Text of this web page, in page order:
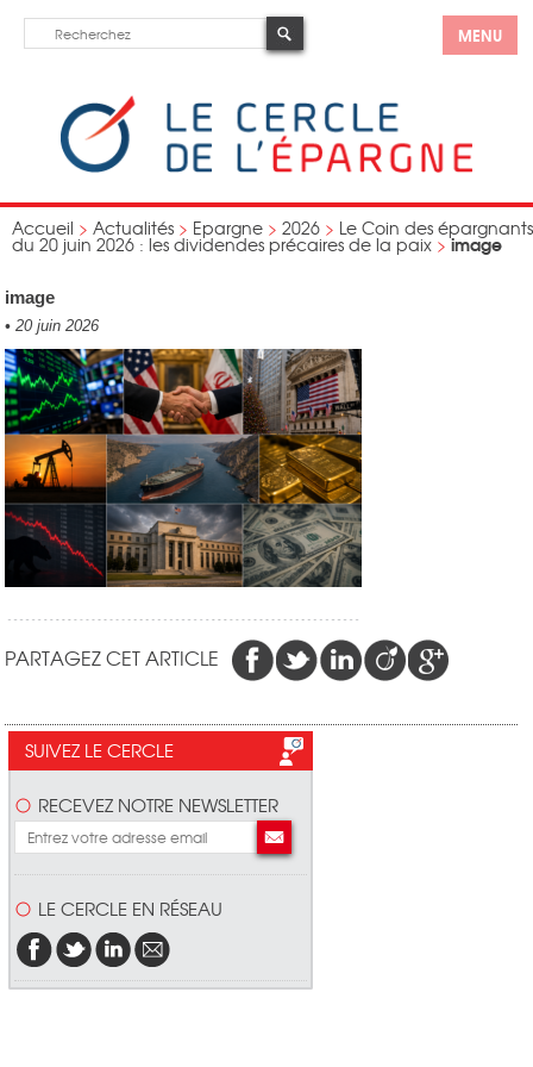
MENU
Accueil > Actualités > Epargne > 2026 > Le Coin des épargnants
du 20 juin 2026 : les dividendes précaires de la paix >image
image
• 20 juin 2026
PARTAGEZ CET ARTICLE
SUIVEZ LE CERCLE
RECEVEZ NOTRE NEWSLETTER
LE CERCLE EN RÉSEAU